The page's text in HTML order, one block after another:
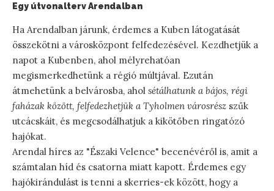
Egy útvonalterv Arendalban
Ha Arendalban járunk, érdemes a Kuben látogatását
összekötni a városközpont felfedezésével. Kezdhetjük a
napot a Kubenben, ahol mélyrehatóan
megismerkedhetünk a régió múltjával. Ezután
átmehetünk a belvárosba, ahol sétálhatunk a bájos, régi
faházak között, felfedezhetjük a Tyholmen városrész szűk
utcácskáit, és megcsodálhatjuk a kikötőben ringatózó
hajókat.
Arendal híres az "Északi Velence" becenévéről is, amit a
számtalan híd és csatorna miatt kapott. Érdemes egy
hajókirándulást is tenni a skerries-ek között, hogy a